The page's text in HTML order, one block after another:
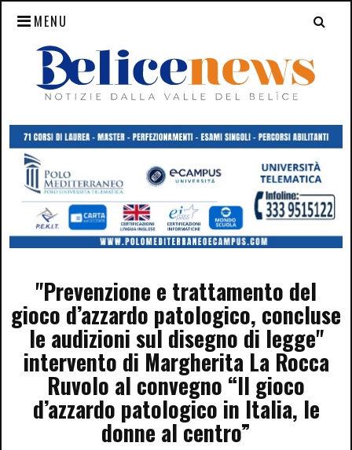
MENU
"Prevenzione e trattamento del
gioco d’azzardo patologico, concluse
le audizioni sul disegno di legge"
intervento di Margherita La Rocca
Ruvolo al convegno “Il gioco
d’azzardo patologico in Italia, le
donne al centro”